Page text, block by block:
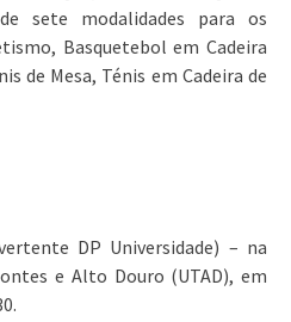
sete modalidades para os
Basquetebol em Cadeira
de Mesa, Ténis em Cadeira de
DP Universidade) – na
e Alto Douro (UTAD), em